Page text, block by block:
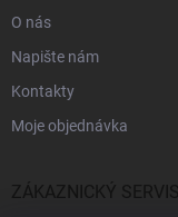
O nás
Napište nám
Kontakty
Moje objednávka
ZÁKAZNICKÝ SERVIS